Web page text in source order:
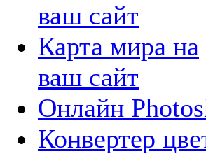
ваш сайт
Карта мира на
ваш сайт
Онлайн
Конвертер